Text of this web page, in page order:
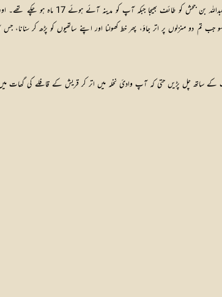
مفسرین نے کہا ہے کہ رسول اللہ صلی اللہ
دو منزلوں پر اتر جاؤ، پھر خط کھولنا اور اپنے ساتھیوں کو پڑھ کر
ساتھ چل پڑیں حتی کہ آپ وادیٔ نخلہ میں اتر کر قریش کے قافلے کی گھات